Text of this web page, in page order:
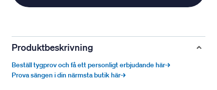
Produktbeskrivning
Beställ tygprov och få ett personligt erbjudande här→
Prova sängen i din närmsta butik här→